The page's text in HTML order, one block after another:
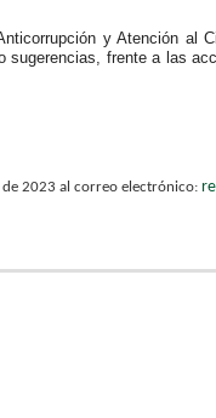
y Atención al
frente a las
de 2023 al correo electrónico: